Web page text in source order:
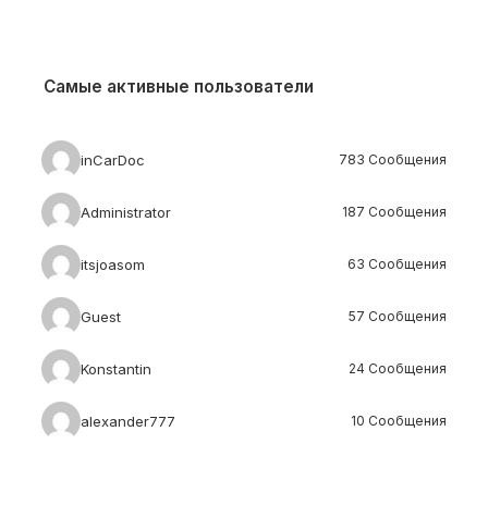
Самые активные пользователи
inCarDoc 783 Сообщения
Administrator 187 Сообщения
itsjoasom 63 Сообщения
Guest 57 Сообщения
Konstantin 24 Сообщения
alexander777 10 Сообщения